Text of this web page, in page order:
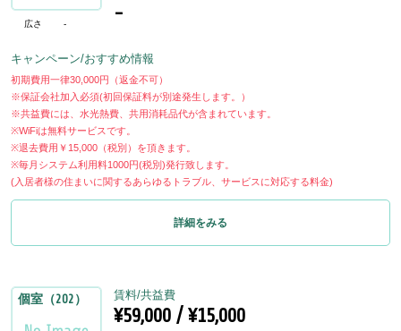
広さ - -
キャンペーン/おすすめ情報
初期費用一律30,000円（返金不可）
※保証会社加入必須(初回保証料が別途発生します。）
※共益費には、水光熱費、共用消耗品代が含まれています。
※WiFiは無料サービスです。
※退去費用￥15,000（税別）を頂きます。
※毎月システム利用料1000円(税別)発行致します。
(入居者様の住まいに関するあらゆるトラブル、サービスに対応する料金)
詳細をみる
個室（202） 賃料/共益費
¥59,000 / ¥15,000